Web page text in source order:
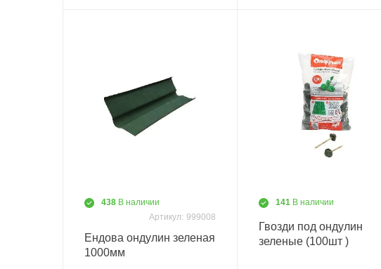
438 В наличии
Артикул: 999008
Ендова ондулин зеленая
1000мм
141 В наличии
Гвозди под ондулин
зеленые (100шт )